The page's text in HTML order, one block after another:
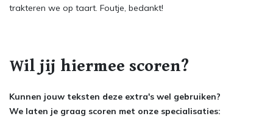
trakteren we op taart. Foutje, bedankt!
Wil jij hiermee scoren?
Kunnen jouw teksten deze extra's wel gebruiken?
We laten je graag scoren met onze specialisaties: